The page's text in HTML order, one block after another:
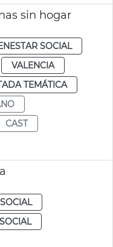
sin hogar
SOCIAL
VALENCIA
TEMÁTICA
CAST